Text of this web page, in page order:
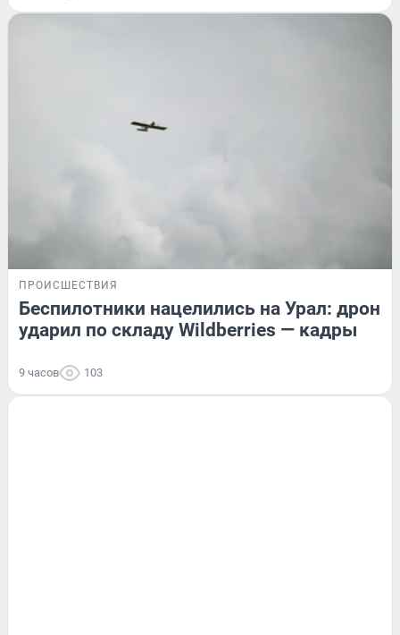
ПРОИСШЕСТВИЯ
Беспилотники нацелились на Урал: дрон
ударил по складу Wildberries — кадры
9 часов 103